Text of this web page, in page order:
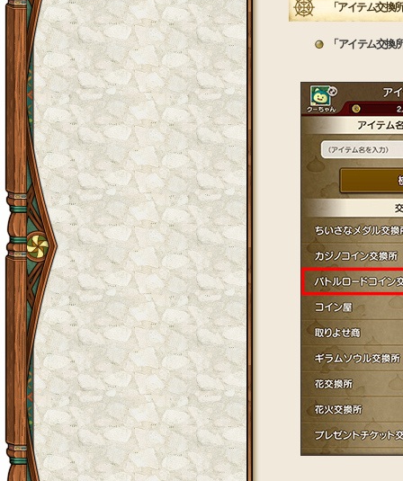
「アイテム交換
「アイテム交換